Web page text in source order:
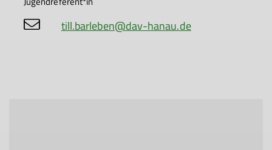
till.barleben@dav-hanau.de